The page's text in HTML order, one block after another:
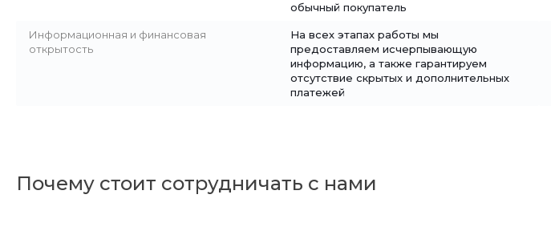
обычный покупатель
Информационная и финансовая
открытость
На всех этапах работы мы
предоставляем исчерпывающую
информацию, а также гарантируем
отсутствие скрытых и дополнительных
платежей
Почему стоит сотрудничать с нами